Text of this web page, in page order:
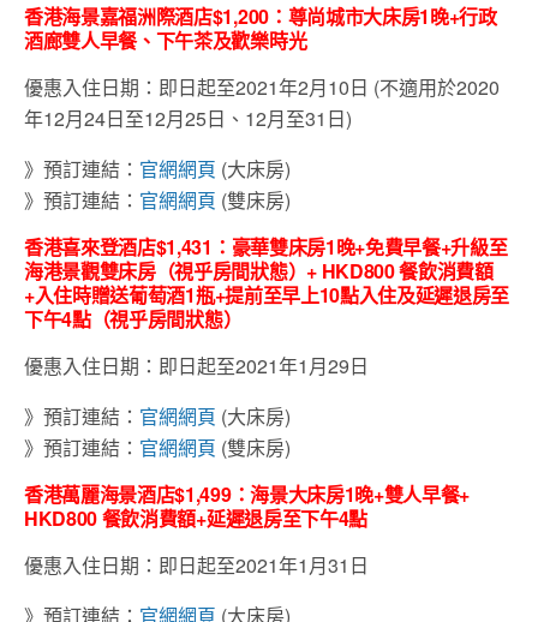
香港海景嘉福洲際酒店$1,200：尊尚城市大床房1晚+行政
酒廊雙人早餐、下午茶及歡樂時光
優惠入住日期：即日起至2021年2月10日 (不適用於2020
年12月24日至12月25日、12月至31日)
》預訂連結： 官網網頁 (大床房)
》預訂連結： 官網網頁 (雙床房)
香港喜來登酒店$1,431 ：豪華雙床房1晚+免費早餐+升級至
海港景觀雙床房（視乎房間狀態） + HKD800餐飲消費額
+入住時贈送葡萄酒1瓶+提前至早上10點入住及延遲退房至
下午4點（視乎房間狀態）
優惠入住日期：即日起至2021年1月29日
》預訂連結： 官網網頁 (大床房)
》預訂連結： 官網網頁 (雙床房)
香港萬麗海景酒店$1,499：海景大床房1晚+雙人早餐+
HKD800餐飲消費額+延遲退房至下午4點
優惠入住日期：即日起至2021年1月31日
》預訂連結： 官網網頁 (大床房)